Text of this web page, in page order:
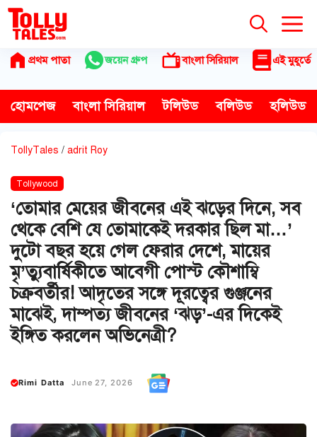
Skip
content
প্রথম পাতা জয়েন গ্রুপ বাংলা সিরিয়াল এই মুহূর্তে
হোমপেজ বাংলা সিরিয়াল টলিউড বলিউড হলিউড
TollyTales / adrit Roy
Tollywood
‘তোমার মেয়ের জীবনের এই ঝড়ের দিনে, সব
থেকে বেশি যে তোমাকেই দরকার ছিল মা…’
দুটো বছর হয়ে গেল ফেরার দেশে, মায়ের
মৃ’ত্যুবার্ষিকীতে আবেগী পোস্ট কৌশাম্বি
চক্রবর্তীর! আদৃতের সঙ্গে দূরত্বের গুঞ্জনের
মাঝেই, দাম্পত্য জীবনের ‘ঝড়’-এর দিকেই
ইঙ্গিত করলেন অভিনেত্রী?
Rimi Datta June 27, 2026